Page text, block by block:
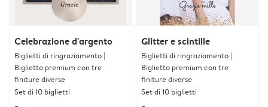
Celebrazione d'argento
Biglietti di ringraziamento |
Biglietto premium con tre
finiture diverse
Set di 10 biglietti
Glitter e scintille
Biglietti di ringraziamento |
Biglietto premium con tre
finiture diverse
Set di 10 biglietti